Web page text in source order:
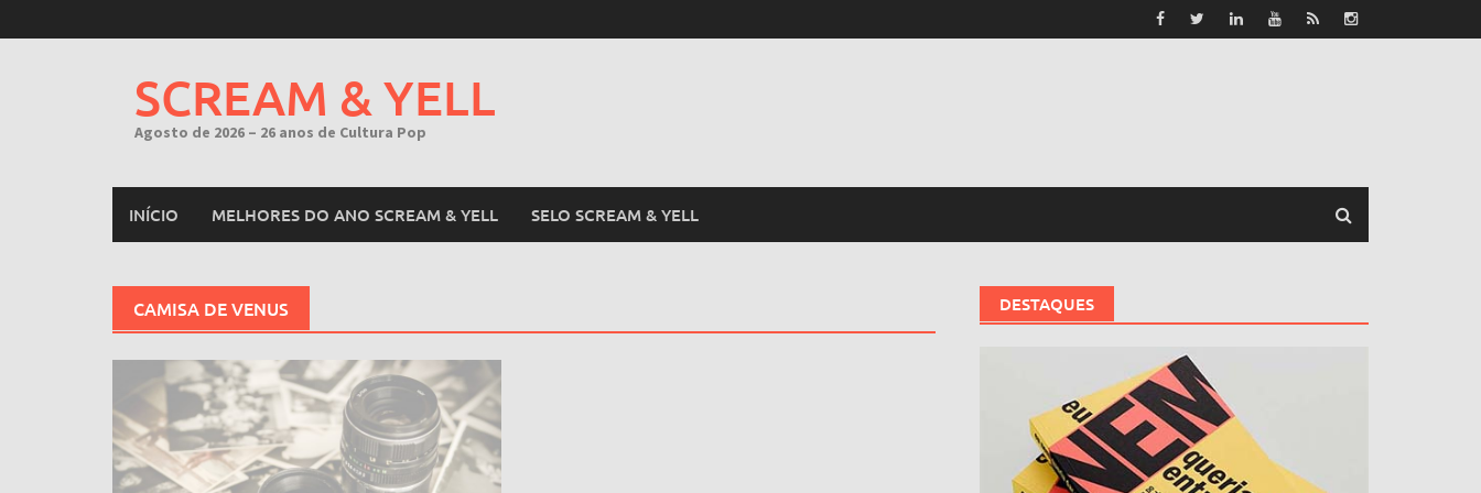
to
SCREAM & YELL
Agosto de 2026 – 26 anos de Cultura Pop
INÍCIO MELHORES DO ANO SCREAM & YELL SELO SCREAM & YELL
CAMISA DE VENUS DESTAQUES